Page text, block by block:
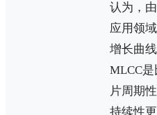
认为，
应用领域
增长曲线
MLCC
片周期性
持续性